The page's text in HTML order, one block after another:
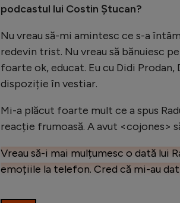
podcastul lui Costin Ștucan?
Nu vreau să-mi amintesc ce s-a
redevin trist. Nu vreau să bănuiesc
foarte ok, educat. Eu cu Didi
dispoziție în vestiar.
Mi-a plăcut foarte mult ce a spus
reacție frumoasă. A avut <cojones>
Vreau să-i mai mulțumesc o dată lui
emoțiile la telefon. Cred că mi-au